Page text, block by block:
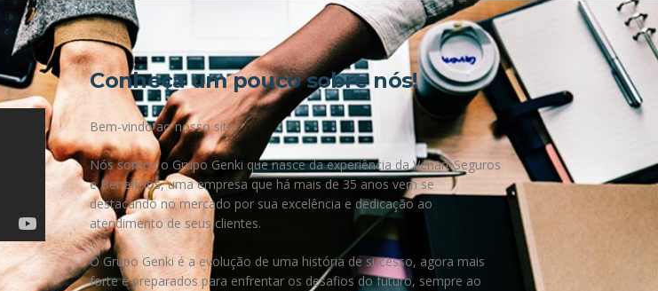
Conheça um pouco sobre nós!
Bem-vindo ao nosso site!
Nós somos o Grupo Genki que nasce da experiência da Venart Seguros
e Benefícios, uma empresa que há mais de 35 anos vem se
destacando no mercado por sua excelência e dedicação ao
atendimento de seus clientes.
O Grupo Genki é a evolução de uma história de sucesso, agora mais
forte e preparados para enfrentar os desafios do futuro, sempre ao